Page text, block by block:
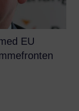
EU